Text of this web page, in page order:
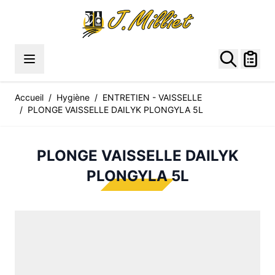
Accueil / Hygiène / ENTRETIEN - VAISSELLE
/ PLONGE VAISSELLE DAILYK PLONGYLA 5L
PLONGE VAISSELLE DAILYK
PLONGYLA 5L